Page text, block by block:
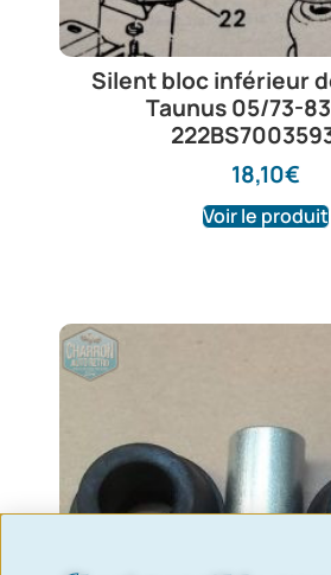
Silent bloc inférieur
Taunus 05/73-
18,10€
Voir le produit